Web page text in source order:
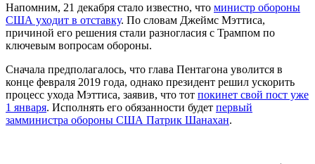
Напомним, 21 декабря стало известно, что министр обороны
США уходит в отставку. По словам Джеймс Мэттиса,
причиной его решения стали разногласия с Трампом по
ключевым вопросам обороны.
Сначала предполагалось, что глава Пентагона уволится в
конце февраля 2019 года, однако президент решил ускорить
процесс ухода Мэттиса, заявив, что тот покинет свой пост уже
1 января. Исполнять его обязанности будет первый
замминистра обороны США Патрик Шанахан.